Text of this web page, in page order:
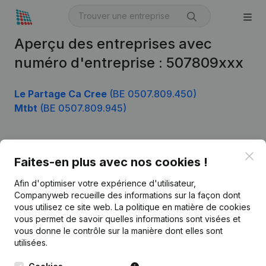
Aperçu des entreprises avec
numéro d'entreprise : 507809xxx
Le Partage Ca Cree (BE 0507.809.450)
Mtbt (BE 0507.809.945)
Faites-en plus avec nos cookies !
Afin d'optimiser votre expérience d'utilisateur,
Companyweb recueille des informations sur la façon dont
vous utilisez ce site web. La politique en matière de cookies
vous permet de savoir quelles informations sont visées et
vous donne le contrôle sur la manière dont elles sont
utilisées.
Français
Kantorenpark Everest
248D,
Monitoring
Recherche internationale